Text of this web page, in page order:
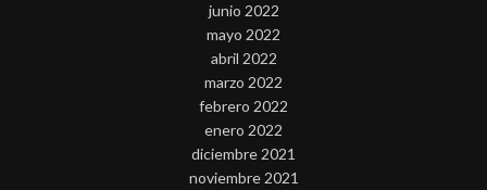
junio 2022
mayo 2022
abril 2022
marzo 2022
febrero 2022
enero 2022
diciembre 2021
noviembre 2021